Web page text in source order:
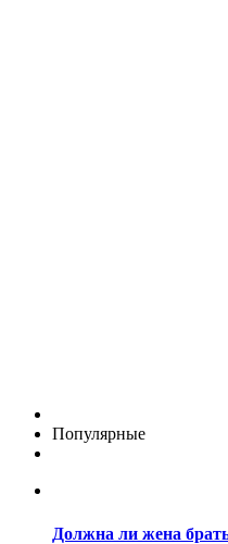
Популярные
Должна ли жена